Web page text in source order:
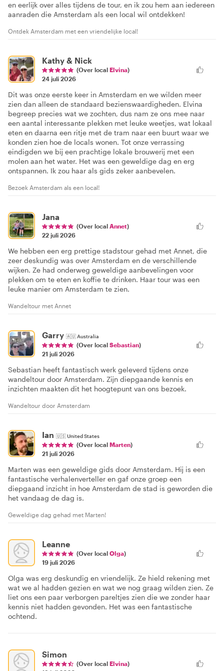
en eerlijk over alles tijdens de tour, en ik zou hem aan iedereen
aanraden die Amsterdam als een local wil ontdekken!
Ontdek Amsterdam met een vriendelijke local!
Kathy & Nick
(Over local Elvina)
24 juli 2026
Dit was onze eerste keer in Amsterdam en we wilden meer
zien dan alleen de standaard bezienswaardigheden. Elvina
begreep precies wat we zochten, dus nam ze ons mee naar
een aantal interessante plekken met leuke weetjes, wat lokaal
eten en daarna een ritje met de tram naar een buurt waar we
konden zien hoe de locals wonen. Tot onze verrassing
eindigden we bij een prachtige lokale brouwerij met een
molen aan het water. Het was een geweldige dag en erg
ontspannen. Ik zou haar als gids zeker aanbevelen.
Bezoek Amsterdam als een local!
Jana
(Over local Annet)
22 juli 2026
We hebben een erg prettige stadstour gehad met Annet, die
zeer deskundig was over Amsterdam en de verschillende
wijken. Ze had onderweg geweldige aanbevelingen voor
plekken om te eten en koffie te drinken. Haar tour was een
leuke manier om Amsterdam te zien.
Wandeltour met Annet
Garry 🇦🇺Australia
(Over local Sebastian)
21 juli 2026
Sebastian heeft fantastisch werk geleverd tijdens onze
wandeltour door Amsterdam. Zijn diepgaande kennis en
inzichten maakten dit het hoogtepunt van ons bezoek.
Wandeltour door Amsterdam
Ian 🇺🇸United States
(Over local Marten)
21 juli 2026
Marten was een geweldige gids door Amsterdam. Hij is een
fantastische verhalenverteller en gaf onze groep een
diepgaand inzicht in hoe Amsterdam de stad is geworden die
het vandaag de dag is.
Geweldige dag gehad met Marten!
Leanne
(Over local Olga)
19 juli 2026
Olga was erg deskundig en vriendelijk. Ze hield rekening met
wat we al hadden gezien en wat we nog graag wilden zien. Ze
liet ons een paar verborgen pareltjes zien die we zonder haar
kennis niet hadden gevonden. Het was een fantastische
ochtend.
Simon
(Over local Elvina)